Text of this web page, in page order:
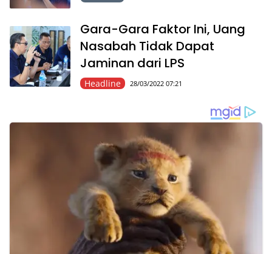
Gara-Gara Faktor Ini, Uang
Nasabah Tidak Dapat
Jaminan dari LPS
Headline 28/03/2022 07:21